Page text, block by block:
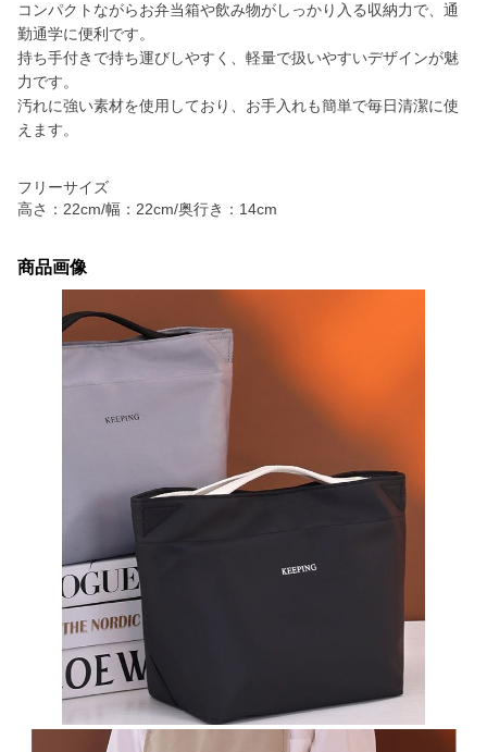
コンパクトながらお弁当箱や飲み物がしっかり入る収納力で、通
勤通学に便利です。
持ち手付きで持ち運びしやすく、軽量で扱いやすいデザインが魅
力です。
汚れに強い素材を使用しており、お手入れも簡単で毎日清潔に使
えます。
フリーサイズ
高さ：22cm/幅：22cm/奥行き：14cm
商品画像